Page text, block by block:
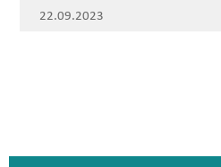
22.09.2023